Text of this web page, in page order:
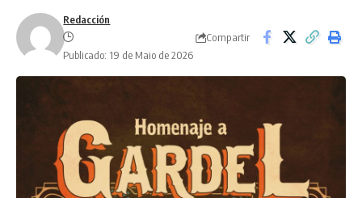
Redacción
Publicado: 19 de Maio de 2026
Compartir